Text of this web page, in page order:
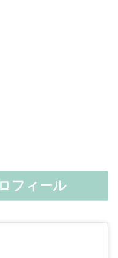
フィール